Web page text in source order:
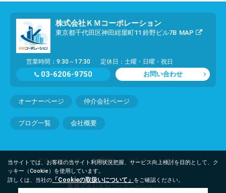
株式会社ＫＭコーポレーション
東京都千代田区神田紺屋町11 鈴野ビル7B MAP
営業時間：9:30～17:30 定休日：土曜・日曜・祝日
03-6206-9750 お問い合わせ
オーナーページ 仲介会社ページ
ブログ一覧 会社概要
アクセスマップ 利用規約 プライバシーポリシー
© 株式会社ＫＭコーポレーション
当サイトでは、お客様の当サイト利用状況把握、サービス向上検討を目的として、ク
ッキー（Cookie）を使用しています。
詳しくは、当社の 「Cookieの取扱いについて」 をご確認ください。